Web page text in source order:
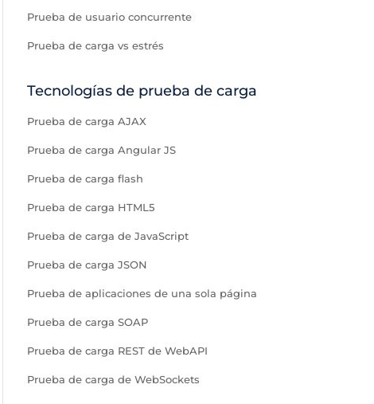
Prueba de usuario concurrente
Prueba de carga vs estrés
Tecnologías de prueba de carga
Prueba de carga AJAX
Prueba de carga Angular JS
Prueba de carga flash
Prueba de carga HTML5
Prueba de carga de JavaScript
Prueba de carga JSON
Prueba de aplicaciones de una sola página
Prueba de carga SOAP
Prueba de carga REST de WebAPI
Prueba de carga de WebSockets